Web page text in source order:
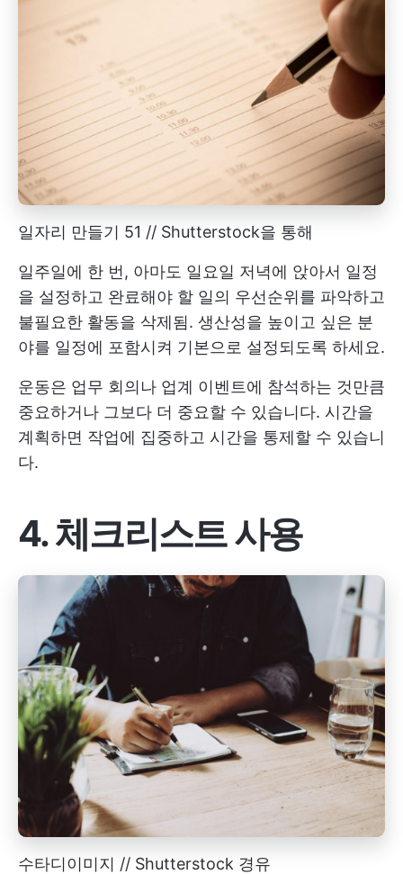
일자리 만들기 51 // Shutterstock을 통해
일주일에 한 번, 아마도 일요일 저녁에 앉아서 일정
을 설정하고 완료해야 할 일의 우선순위를 파악하고
불필요한 활동을 삭제됨. 생산성을 높이고 싶은 분
야를 일정에 포함시켜 기본으로 설정되도록 하세요.
운동은 업무 회의나 업계 이벤트에 참석하는 것만큼
중요하거나 그보다 더 중요할 수 있습니다. 시간을
계획하면 작업에 집중하고 시간을 통제할 수 있습니
다.
4. 체크리스트 사용
수타디이미지 // Shutterstock 경유